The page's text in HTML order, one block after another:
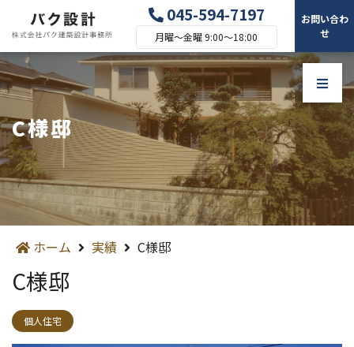
045-594-7197
月曜～金曜 9:00～18:00
お問い合わ
せ
C様邸
ホーム 実績 C様邸
C様邸
個人住宅